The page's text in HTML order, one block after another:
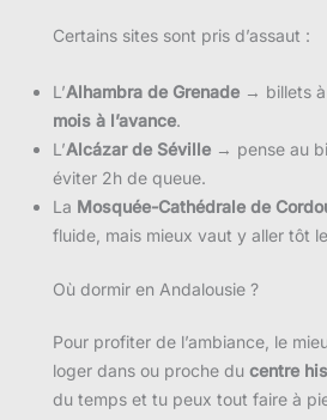
Certains sites sont pris d’assaut :
L’Alhambra de Grenade → billets
mois à l’avance.
L’Alcázar de Séville → pense au
éviter 2h de queue.
La Mosquée-Cathédrale de
fluide, mais mieux vaut y aller tôt
Où dormir en Andalousie ?
Pour profiter de l’ambiance, le
loger dans ou proche du centre
du temps et tu peux tout faire à